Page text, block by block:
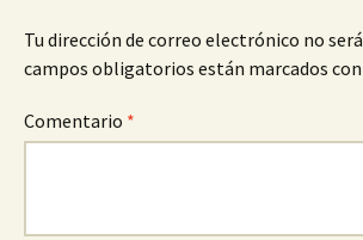
Tu dirección de correo electrónico no
campos obligatorios están marcados con
Comentario *